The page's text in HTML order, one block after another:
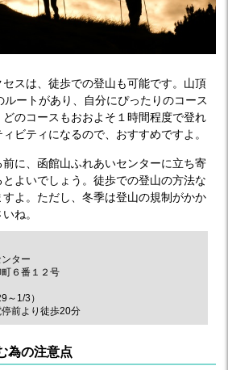
スは、徒歩での登山も可能です。山頂
ルートがあり、自分にぴったりのコース
のコースもおおよそ１時間程度で登れ
ビティになるので、おすすめですよ。
に、函館山ふれあいセンターに立ち寄
よいでしょう。徒歩での登山の方法な
よ。ただし、冬季は登山の規制がかか
ね。
ター
６番１２号
～1/3）
前より徒歩20分
為の注意点